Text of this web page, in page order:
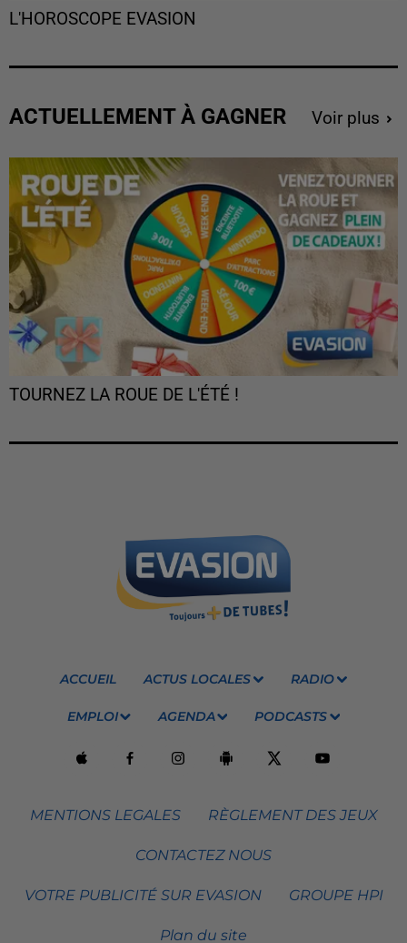
L'HOROSCOPE EVASION
ACTUELLEMENT À GAGNER Voir plus
TOURNEZ LA ROUE DE L'ÉTÉ !
ACCUEIL ACTUS LOCALES RADIO
EMPLOI AGENDA PODCASTS
MENTIONS LEGALES RÈGLEMENT DES JEUX
CONTACTEZ NOUS
VOTRE PUBLICITÉ SUR EVASION GROUPE HPI
Plan du site